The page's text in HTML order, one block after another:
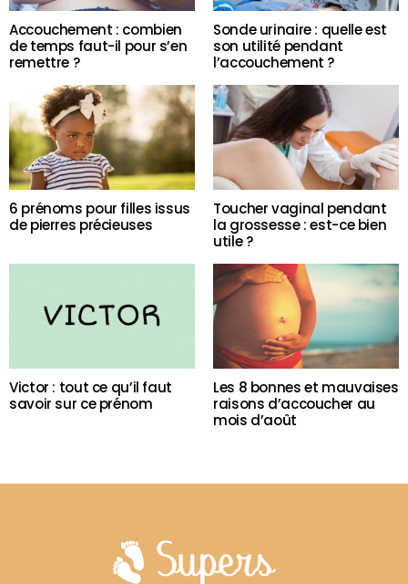
Accouchement : combien
de temps faut-il pour s’en
remettre ?
Sonde urinaire : quelle est
son utilité pendant
l’accouchement ?
6 prénoms pour filles issus
de pierres précieuses
Toucher vaginal pendant
la grossesse : est-ce bien
utile ?
Victor : tout ce qu’il faut
savoir sur ce prénom
Les 8 bonnes et mauvaises
raisons d’accoucher au
mois d’août